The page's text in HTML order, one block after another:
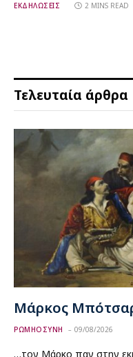
ΕΚΔΗΛΩΣΕΙΣ 2 MINS READ
Τελευταία άρθρα
Μάρκος
ΡΩΜΗΟΣΥΝΗ 09/08/2026
…τον Μάρκο παν στην